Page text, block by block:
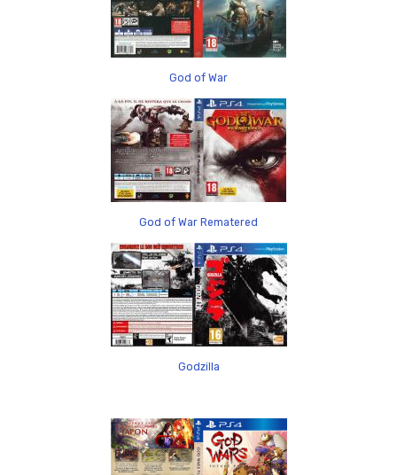
God of War
God of War Rematered
Godzilla